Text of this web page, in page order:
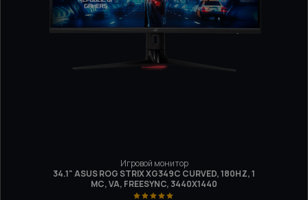
Игровой монитор
34.1" ASUS ROG STRIX XG349C CURVED, 180HZ, 1
МС, VA, FREESYNC, 3440X1440